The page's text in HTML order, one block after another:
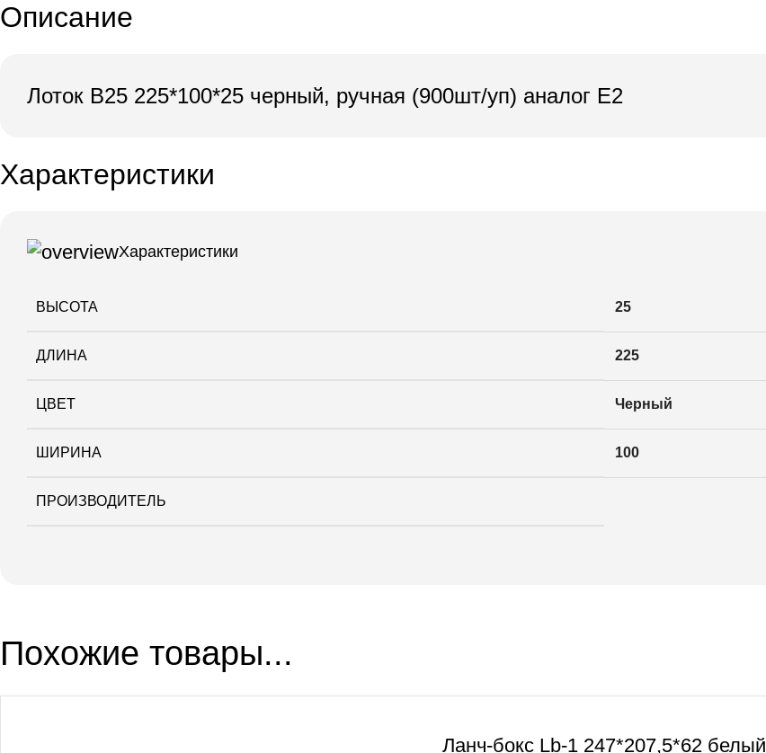
Описание
Лоток В25 225*100*25 черный, ручная (900шт/уп) аналог Е2
Характеристики
Характеристики
ВЫСОТА 25
ДЛИНА 225
ЦВЕТ Черный
ШИРИНА 100
ПРОИЗВОДИТЕЛЬ
Похожие товары...
Ланч-бокс Lb-1 247*207,5*62 белый